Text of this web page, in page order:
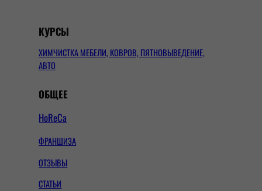
КУРСЫ
ХИМЧИСТКА МЕБЕЛИ, КОВРОВ, ПЯТНОВЫВЕДЕНИЕ,
АВТО
ОБЩЕЕ
HoReCa
ФРАНШИЗА
ОТЗЫВЫ
СТАТЬИ